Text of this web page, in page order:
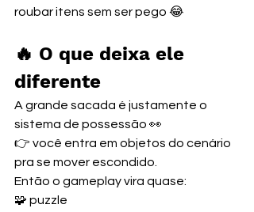
roubar itens sem ser pego 😂
🔥 O que deixa ele
diferente
A grande sacada é justamente o
sistema de possessão 👀
👉 você entra em objetos do cenário
pra se mover escondido.
Então o gameplay vira quase:
🧩 puzzle